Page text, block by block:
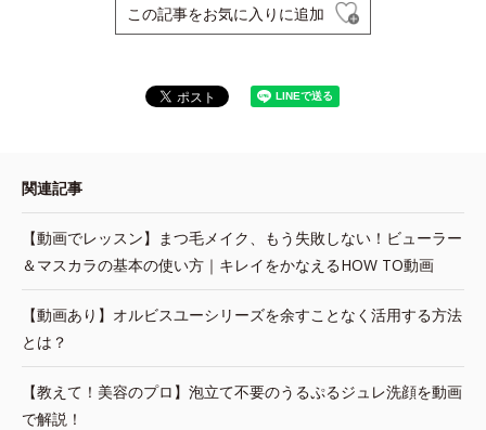
この記事をお気に入りに追加
関連記事
【動画でレッスン】まつ毛メイク、もう失敗しない！ビューラー
＆マスカラの基本の使い方｜キレイをかなえるHOW TO動画
【動画あり】オルビスユーシリーズを余すことなく活用する方法
とは？
【教えて！美容のプロ】泡立て不要のうるぷるジュレ洗顔を動画
で解説！